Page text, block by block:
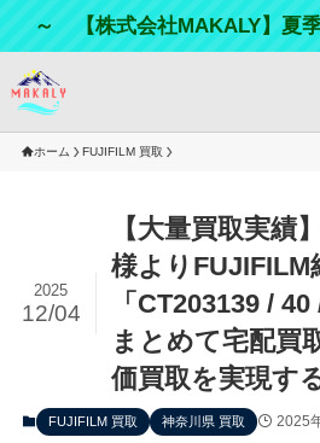
～ 【株式会社MAKALY】夏
ホーム FUJIFILM 買取
【大量買取実績
様よりFUJIFILM
「CT203139 /
まとめて宅配買
価買取を実現す
2025
12/04
FUJIFILM 買取 神奈川県 買取 2025